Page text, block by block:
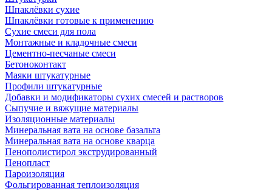
Шпаклёвки сухие
Шпаклёвки готовые к применению
Сухие смеси для пола
Монтажные и кладочные смеси
Цементно-песчаные смеси
Бетоноконтакт
Маяки штукатурные
Профили штукатурные
Добавки и модификаторы сухих смесей и растворов
Сыпучие и вяжущие материалы
Изоляционные материалы
Минеральная вата на основе базальта
Минеральная вата на основе кварца
Пенополистирол экструдированный
Пенопласт
Пароизоляция
Фольгированная теплоизоляция